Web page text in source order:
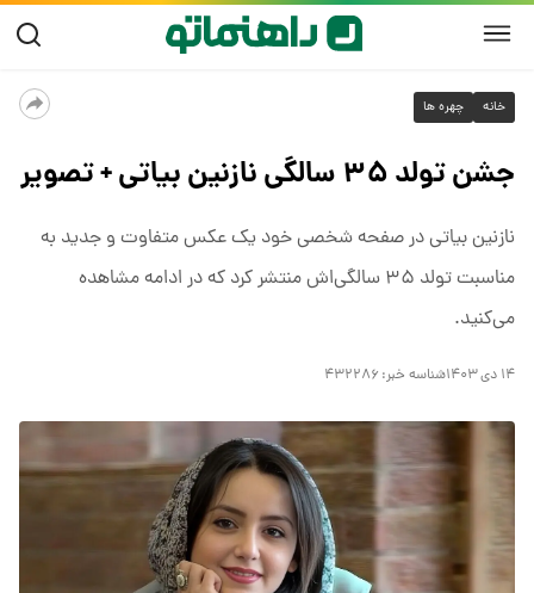
خانه چهره ها
جشن تولد ۳۵ سالگی نازنین بیاتی + تصویر
نازنین بیاتی در صفحه شخصی خود یک عکس متفاوت و جدید به
مناسبت تولد ۳۵ سالگی‌اش منتشر کرد که در ادامه مشاهده
می‌کنید.
۱۴ دی ۱۴۰۳ شناسه خبر: ۴۳۲۲۸۶